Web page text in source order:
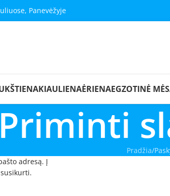
Panevėžyje
KIAULIENAĖRIENAEGZOTINĖ
Priminti
Pradžia
adresą. Į